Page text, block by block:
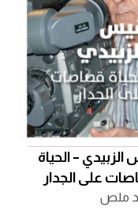
– الحياة
على الجدار
ملص